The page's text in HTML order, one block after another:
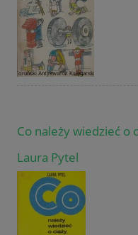
Co należy wiedzieć o
Laura Pytel